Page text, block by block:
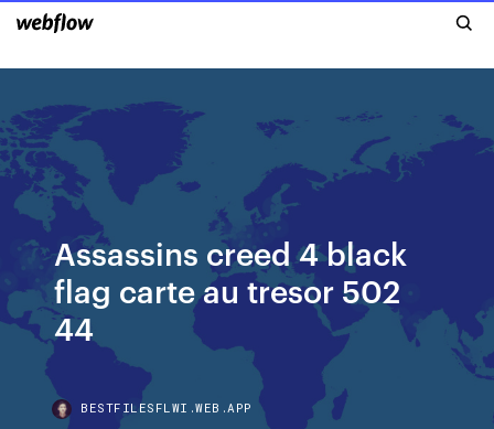
Assassins creed 4 black
flag carte au tresor 502
44
BESTFILESFLWI.WEB.APP